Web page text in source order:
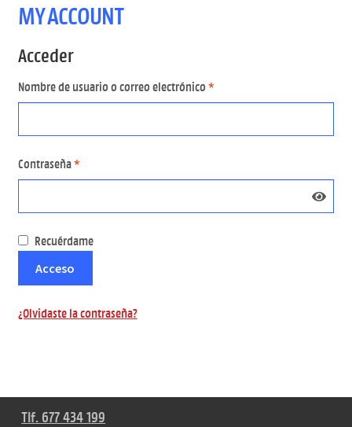
MY ACCOUNT
Acceder
Nombre de usuario o correo electrónico *Obligatorio
Contraseña*Obligatorio
Recuérdame
Acceso
¿Olvidaste la contraseña?
Tlf. 677 434 199